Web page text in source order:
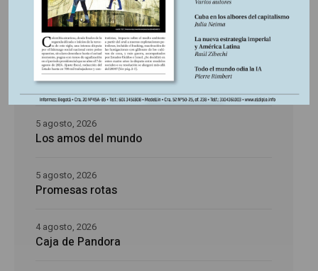
Últimas publicaciones
La época de la intranquilidad
5 agosto, 2026
Los amos del mundo
5 agosto, 2026
Promesas rotas
5 agosto, 2026
Caja de Pandora
4 agosto, 2026